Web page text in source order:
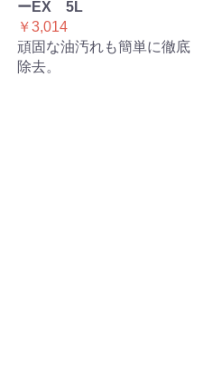
ーEX 5L
￥3,014
頑固な油汚れも簡単に徹底
除去。